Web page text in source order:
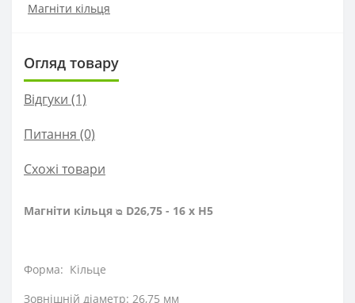
Магніти кільця
Огляд товару
Відгуки (1)
Питання (0)
Схожі товари
Магніти кільця ᴓ D26,75 - 16 x H5
Форма: Кільце
Зовнішній діаметр: 26,75 мм